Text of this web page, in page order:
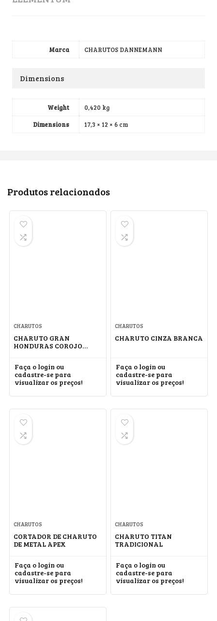
Marca CHARUTOS DANNEMANN
Dimensions
Weight
0,420 kg
Dimensions
17,3 × 12 × 6 cm
Produtos relacionados
CHARUTOS
CHARUTO GRAN
HONDURAS COROJO
Faça o login ou
cadastre-se para
visualizar os preços!
CHARUTOS
CHARUTO CINZA BRANCA
Faça o login ou
cadastre-se para
visualizar os preços!
CHARUTOS
CORTADOR DE CHARUTO
DE METAL APEX
Faça o login ou
cadastre-se para
visualizar os preços!
CHARUTOS
CHARUTO TITAN
TRADICIONAL
Faça o login ou
cadastre-se para
visualizar os preços!